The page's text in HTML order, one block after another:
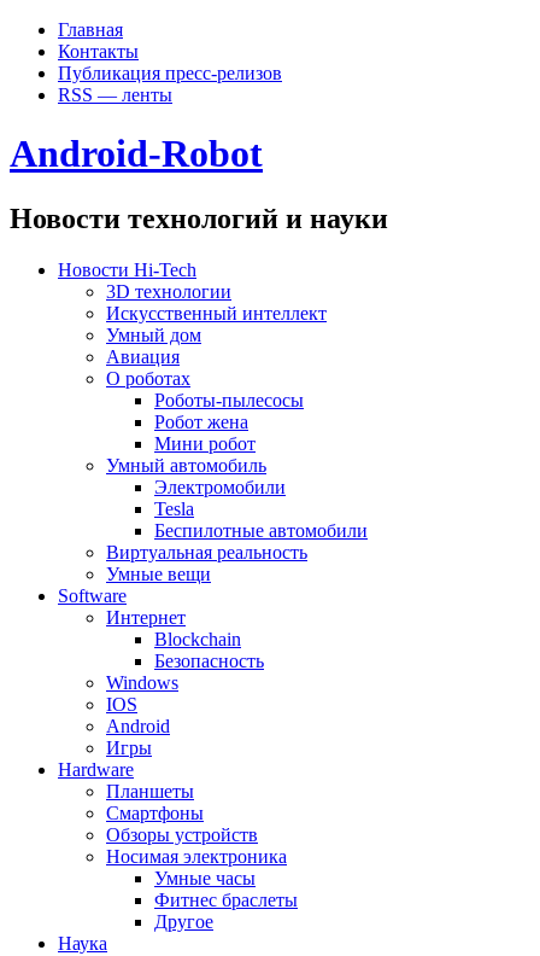
Главная
Контакты
Публикация пресс-релизов
RSS — ленты
Android-Robot
Новости технологий и науки
Новости Hi-Tech
3D технологии
Искусственный интеллект
Умный дом
Авиация
О роботах
Роботы-пылесосы
Робот жена
Мини робот
Умный автомобиль
Электромобили
Tesla
Беспилотные автомобили
Виртуальная реальность
Умные вещи
Software
Интернет
Blockchain
Безопасность
Windows
IOS
Android
Игры
Hardware
Планшеты
Смартфоны
Обзоры устройств
Носимая электроника
Умные часы
Фитнес браслеты
Другое
Наука